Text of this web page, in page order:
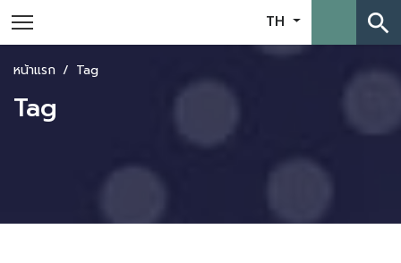
TH search
หน้าแรก Tag
Tag